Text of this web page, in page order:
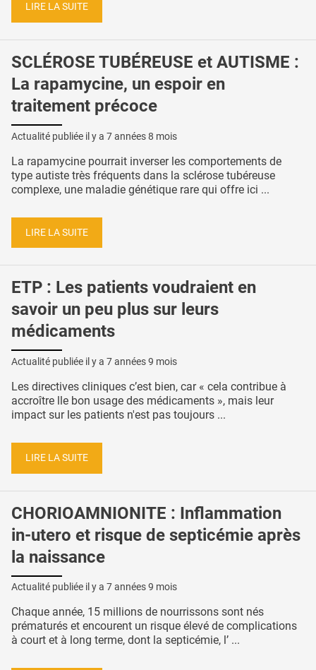
LIRE LA SUITE
SCLÉROSE TUBÉREUSE et AUTISME :
La rapamycine, un espoir en
traitement précoce
Actualité publiée il y a 7 années 8 mois
La rapamycine pourrait inverser les comportements de
type autiste très fréquents dans la sclérose tubéreuse
complexe, une maladie génétique rare qui offre ici ...
LIRE LA SUITE
ETP : Les patients voudraient en
savoir un peu plus sur leurs
médicaments
Actualité publiée il y a 7 années 9 mois
Les directives cliniques c’est bien, car « cela contribue à
accroître lle bon usage des médicaments », mais leur
impact sur les patients n'est pas toujours ...
LIRE LA SUITE
CHORIOAMNIONITE : Inflammation
in-utero et risque de septicémie après
la naissance
Actualité publiée il y a 7 années 9 mois
Chaque année, 15 millions de nourrissons sont nés
prématurés et encourent un risque élevé de complications
à court et à long terme, dont la septicémie, l’ ...